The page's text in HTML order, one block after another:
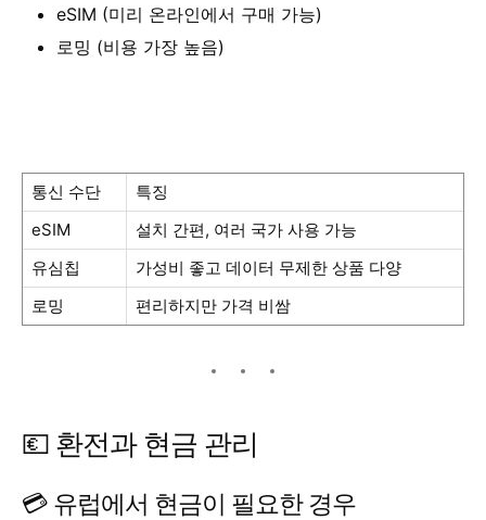
eSIM (미리 온라인에서 구매 가능)
로밍 (비용 가장 높음)
통신 수단
특징
eSIM
설치 간편, 여러 국가 사용 가능
유심칩
가성비 좋고 데이터 무제한 상품 다양
로밍
편리하지만 가격 비쌈
💶 환전과 현금 관리
💳 유럽에서 현금이 필요한 경우